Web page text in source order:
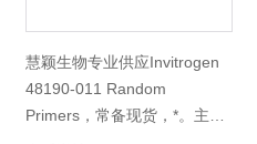
慧颖生物专业供应Invitrogen
48190-011 Random
Primers，常备现货，*。主营